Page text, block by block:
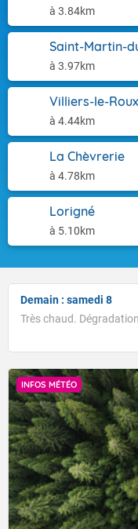
à 3.84km
Saint-Martin-
à 3.97km
Villiers-le-Roux
à 4.44km
La Chèvrerie
à 4.78km
Lorigné
à 5.10km
Demain : samedi 8
Très chaud.
INFOS MÉTÉO